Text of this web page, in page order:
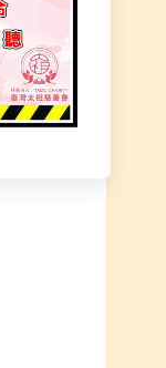
公告】
流年平
善德平